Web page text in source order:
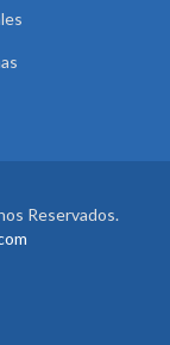
Reservados.